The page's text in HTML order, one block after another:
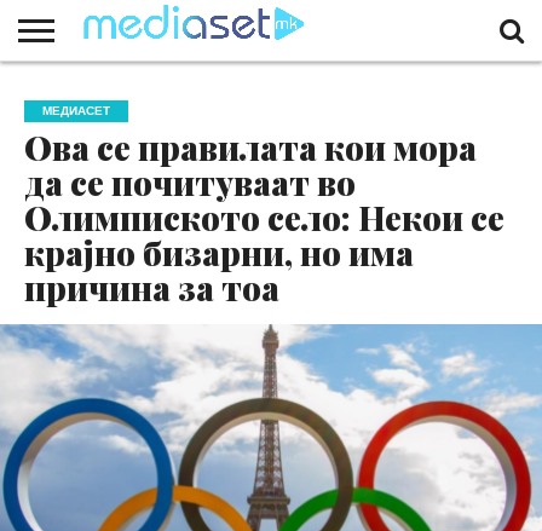
НАС
КОНТАКТ
МАРКЕТИНГ
ПОЧЕТНА
МЕДИАСЕТ
Ова се правилата кои мора
да се почитуваат во
Олимпиското село: Некои се
крајно бизарни, но има
причина за тоа